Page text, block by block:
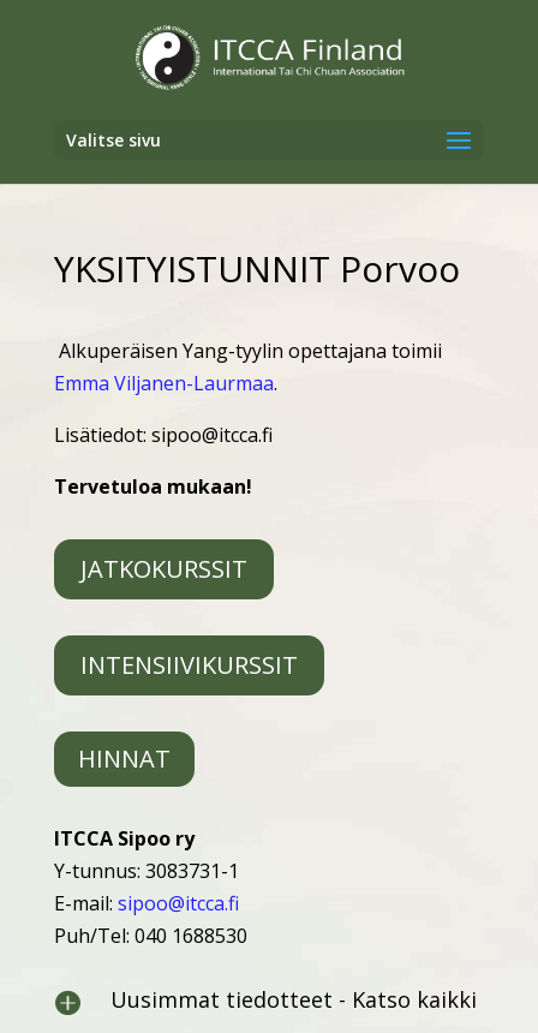
Valitse sivu
YKSITYISTUNNIT Porvoo
Alkuperäisen Yang-tyylin opettajana toimii
Emma Viljanen-Laurmaa.
Lisätiedot: sipoo@itcca.fi
Tervetuloa mukaan!
JATKOKURSSIT
INTENSIIVIKURSSIT
HINNAT
ITCCA Sipoo ry
Y-tunnus: 3083731-1
E-mail: sipoo@itcca.fi
Puh/Tel: 040 1688530
 Uusimmat tiedotteet - Katso kaikki